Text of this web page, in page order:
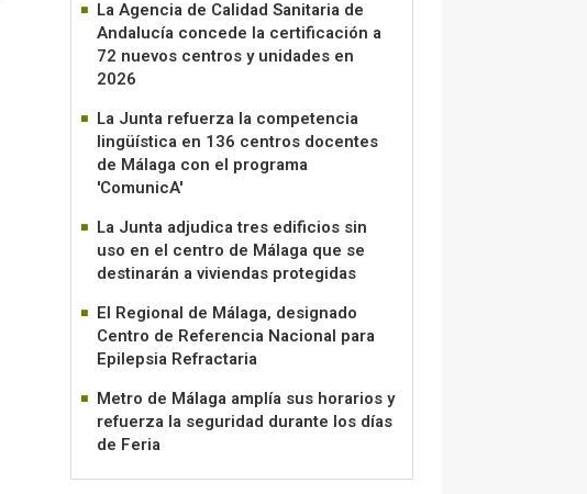
La Agencia de Calidad Sanitaria de
Andalucía concede la certificación a
72 nuevos centros y unidades en
2026
La Junta refuerza la competencia
lingüística en 136 centros docentes
de Málaga con el programa
'ComunicA'
La Junta adjudica tres edificios sin
uso en el centro de Málaga que se
destinarán a viviendas protegidas
El Regional de Málaga, designado
Centro de Referencia Nacional para
Epilepsia Refractaria
Metro de Málaga amplía sus horarios y
refuerza la seguridad durante los días
de Feria